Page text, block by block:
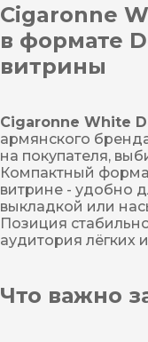
Cigaronne
в формате
витрины
Cigaronne White
армянского
на покупателя,
Компактный
витрине - удобно
выкладкой или
Позиция
аудитория лёгких
Что важно